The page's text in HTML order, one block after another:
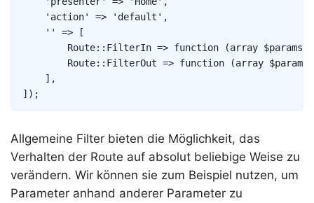
'action'
=> 'default' ,
''
=>
[
Route:: FilterIn => function (array $params
Route:: FilterOut => function (array $params
] ,
] ) ;
Allgemeine Filter bieten die Möglichkeit, das
Verhalten der Route auf absolut beliebige Weise zu
verändern. Wir können sie zum Beispiel nutzen, um
Parameter anhand anderer Parameter zu